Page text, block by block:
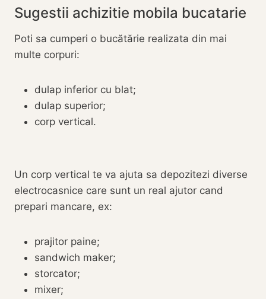
Sugestii achizitie mobila bucatarie
Poti sa cumperi o bucătărie realizata din mai
multe corpuri:
dulap inferior cu blat;
dulap superior;
corp vertical.
Un corp vertical te va ajuta sa depozitezi diverse
electrocasnice care sunt un real ajutor cand
prepari mancare, ex:
prajitor paine;
sandwich maker;
storcator;
mixer;